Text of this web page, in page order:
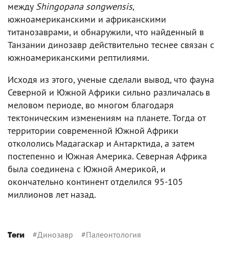
между Shingopana songwensis,
южноамериканскими и африканскими
титанозаврами, и обнаружили, что найденный в
Танзании динозавр действительно теснее связан с
южноамериканскими рептилиями.
Исходя из этого, ученые сделали вывод, что фауна
Северной и Южной Африки сильно различалась в
меловом периоде, во многом благодаря
тектоническим изменениям на планете. Тогда от
территории современной Южной Африки
откололись Мадагаскар и Антарктида, а затем
постепенно и Южная Америка. Северная Африка
была соединена с Южной Америкой, и
окончательно континент отделился 95-105
миллионов лет назад.
Теги #Динозавр #Палеонтология